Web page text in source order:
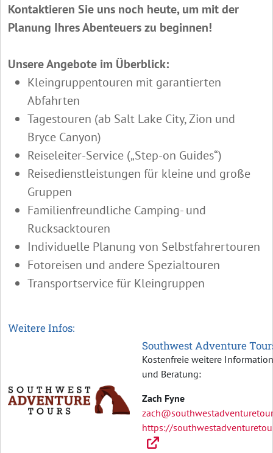
Kontaktieren Sie uns noch heute, um mit der
Planung Ihres Abenteuers zu beginnen!
Unsere Angebote im Überblick:
Kleingruppentouren mit garantierten
Abfahrten
Tagestouren (ab Salt Lake City, Zion und
Bryce Canyon)
Reiseleiter-Service („Step-on Guides“)
Reisedienstleistungen für kleine und große
Gruppen
Familienfreundliche Camping- und
Rucksacktouren
Individuelle Planung von Selbstfahrertouren
Fotoreisen und andere Spezialtouren
Transportservice für Kleingruppen
Weitere Infos:
Southwest Adventure
Kostenfreie weitere
und Beratung:
Zach Fyne
https://